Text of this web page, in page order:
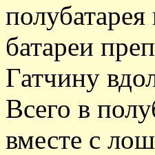
батареи
Гатчину
Всего в
вместе с